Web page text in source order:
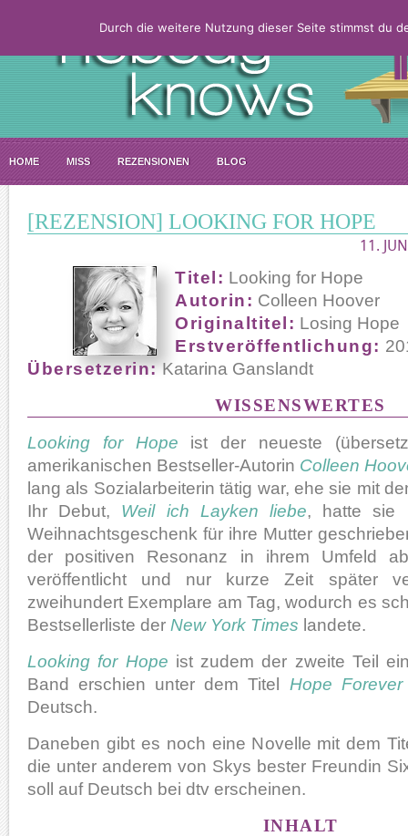
HOME MISS REZENSIONEN BLOG
[REZENSION] LOOKING FOR HOPE
11.
Titel: Looking for Hope
Autorin: Colleen Hoover
Originaltitel: Losing Hope
Erstveröffentlichung:
Übersetzerin:Katarina Ganslandt
WISSENSWERTES
Looking for Hope ist der neueste
amerikanischen Bestseller-Autorin Colleen
lang als Sozialarbeiterin tätig war, ehe sie mit
Ihr Debut, Weil ich Layken liebe, hatte sie
Weihnachtsgeschenk für ihre Mutter
der positiven Resonanz in ihrem Umfeld
veröffentlicht und nur kurze Zeit später
zweihundert Exemplare am Tag, wodurch es
Bestsellerliste der New York Times landete.
Looking for Hope ist zudem der zweite Teil
Band erschien unter dem Titel Hope Forever
Deutsch.
Daneben gibt es noch eine Novelle mit dem
die unter anderem von Skys bester Freundin
soll auf Deutsch bei dtv erscheinen.
INHALT
Durch die weitere Nutzung dieser Seite stimmst du